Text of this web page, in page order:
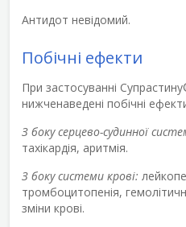
Антидот невідомий.
Побічні ефекти
При застосуванні Супрастину
нижченаведені побічні
З боку серцево-судинної
тахікардія, аритмія.
З боку системи крові:
тромбоцитопенія,
зміни крові.